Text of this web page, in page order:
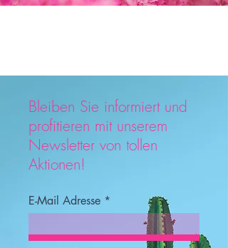
Bleiben Sie informiert und
profitieren mit unserem
Newsletter von tollen
Aktionen!
E-Mail Adresse